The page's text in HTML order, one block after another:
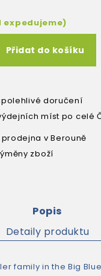
expedujeme)
Přidat do košíku
doručení
míst po celé
v Berouně
zboží
Popis
Detaily produktu
family in the Big Blue